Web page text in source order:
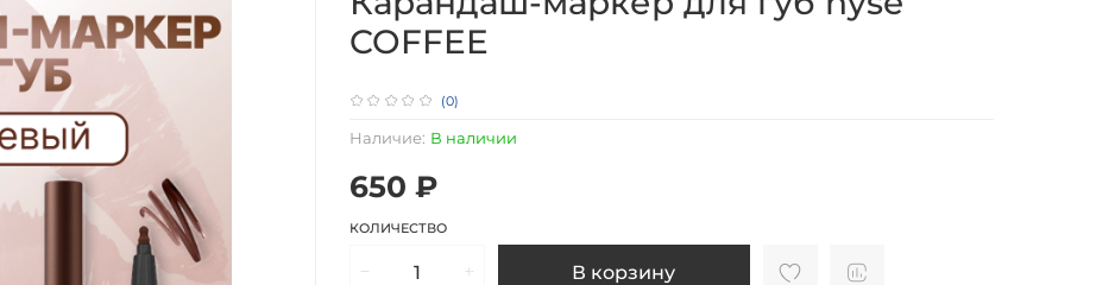
(0)
Наличие: В наличии
COFFEE
650 ₽
КОЛИЧЕСТВО
В корзину